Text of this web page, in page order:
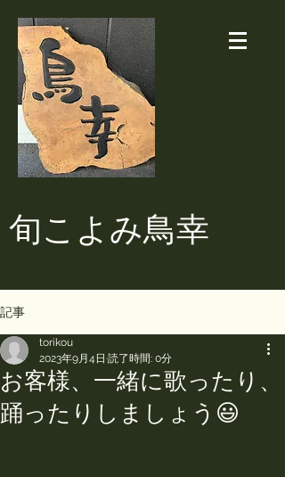
​旬こよみ鳥幸
記事
お客様、一緒に歌ったり、
踊ったりしましょう😃
torikou
2023年9月4日 読了時間: 0分